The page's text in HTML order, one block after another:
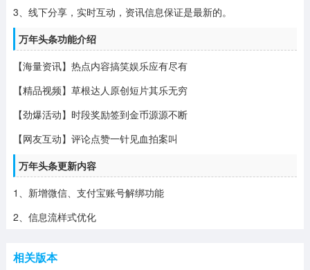
3、线下分享，实时互动，资讯信息保证是最新的。
万年头条功能介绍
【海量资讯】热点内容搞笑娱乐应有尽有
【精品视频】草根达人原创短片其乐无穷
【劲爆活动】时段奖励签到金币源源不断
【网友互动】评论点赞一针见血拍案叫
万年头条更新内容
1、新增微信、支付宝账号解绑功能
2、信息流样式优化
相关版本